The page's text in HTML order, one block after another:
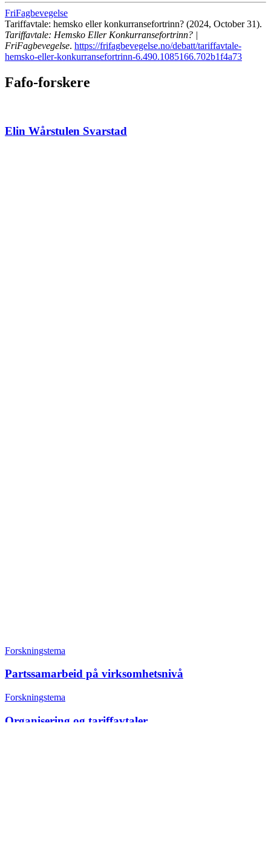
FriFagbevegelse
Tariffavtale: hemsko eller konkurransefortrinn? (2024, October 31).
Tariffavtale: Hemsko Eller Konkurransefortrinn? |
FriFagbevegelse. https://frifagbevegelse.no/debatt/tariffavtale-
hemsko-eller-konkurransefortrinn-6.490.1085166.702b1f4a73
Fafo-forskere
Elin Wårstulen Svarstad
Forskningstema
Partssamarbeid på virksomhetsnivå
Forskningstema
Organisering og tariffavtaler